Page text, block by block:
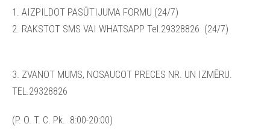
1. AIZPILDOT PASŪTIJUMA FORMU (24/7)
2. RAKSTOT SMS VAI WHATSAPP Tel.29328826 (24/7)
3. ZVANOT MUMS, NOSAUCOT PRECES NR. UN IZMĒRU.
TEL.29328826
(P. O. T. C. Pk. 8:00-20:00)